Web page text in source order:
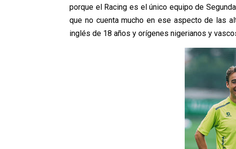
porque el Racing es el único equipo de
que no cuenta mucho en ese aspecto de las
inglés de 18 años y orígenes nigerianos y